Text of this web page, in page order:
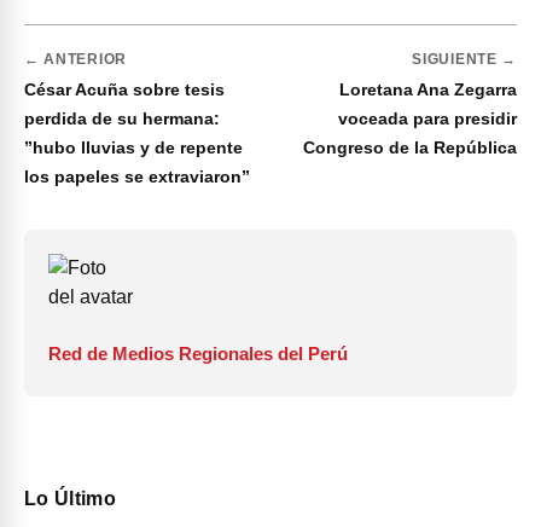
← ANTERIOR
César Acuña sobre tesis
perdida de su hermana:
”hubo lluvias y de repente
los papeles se extraviaron”
SIGUIENTE →
Loretana Ana Zegarra
voceada para presidir
Congreso de la República
Red de Medios Regionales del Perú
Lo Último